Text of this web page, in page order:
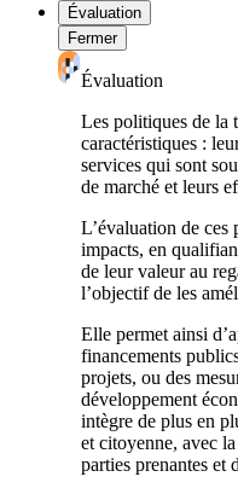
Évaluation
Fermer
Évaluation
Les politiques de la
caractéristiques :
services qui sont
de marché et leurs
L’évaluation de ces
impacts, en
de leur valeur au
l’objectif de les
Elle permet ainsi
financements
projets, ou des
développement
intègre de plus en
et citoyenne, avec
parties prenantes et